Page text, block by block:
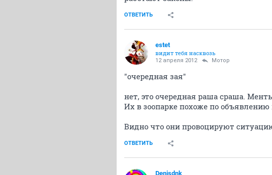
ОТВЕТИТЬ
estet
видит тебя насквозь
12 апреля 2012 Мотор
"очередная зая"
нет, это очередная раша сраша.
Их в зоопарке похоже по объявлению
Видно что они провоцируют
ОТВЕТИТЬ
Denisdnk